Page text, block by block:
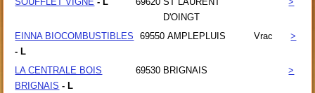
D'OINGT
EINNA BIOCOMBUSTIBLES
- L
69550 AMPLEPLUIS Vrac >
LA CENTRALE BOIS
BRIGNAIS - L
69530 BRIGNAIS >